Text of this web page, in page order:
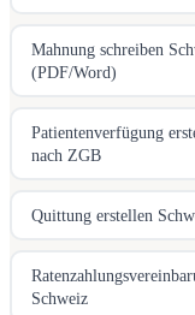
Mahnung schreiben
(PDF/Word)
Patientenverfügung
nach ZGB
Quittung erstellen
Schweiz